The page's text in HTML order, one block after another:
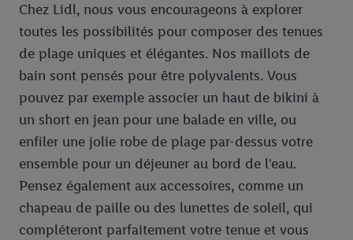
Chez Lidl, nous vous encourageons à explorer
toutes les possibilités pour composer des tenues
de plage uniques et élégantes. Nos maillots de
bain sont pensés pour être polyvalents. Vous
pouvez par exemple associer un haut de bikini à
un short en jean pour une balade en ville, ou
enfiler une jolie robe de plage par-dessus votre
ensemble pour un déjeuner au bord de l'eau.
Pensez également aux accessoires, comme un
chapeau de paille ou des lunettes de soleil, qui
compléteront parfaitement votre tenue et vous